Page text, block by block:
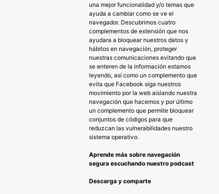
una mejor funcionalidad y/o temas que
ayuda a cambiar como se ve el
navegador. Descubrimos cuatro
complementos de extensión que nos
ayudara a bloquear nuestros datos y
hábitos en navegación, proteger
nuestras comunicaciones evitando que
se enteren de la información estamos
leyendo, así como un complemento que
evita que Facebook siga nuestros
movimiento por la web aislando nuestra
navegación que hacemos y por último
un complemento que permite bloquear
conjuntos de códigos para que
reduzcan las vulnerabilidades nuestro
sistema operativo.
Aprende más sobre navegación
segura escuchando nuestro podcast
Descarga y comparte